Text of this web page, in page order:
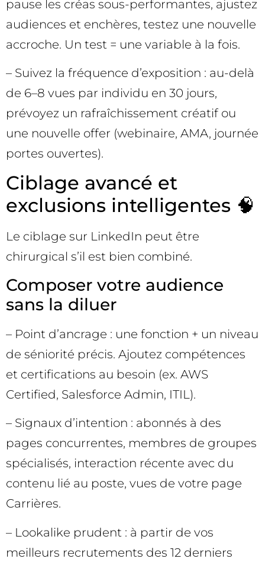
pause les créas sous-performantes, ajustez
audiences et enchères, testez une nouvelle
accroche. Un test = une variable à la fois.
– Suivez la fréquence d’exposition : au-delà
de 6–8 vues par individu en 30 jours,
prévoyez un rafraîchissement créatif ou
une nouvelle offer (webinaire, AMA, journée
portes ouvertes).
Ciblage avancé et
exclusions intelligentes 🧠
Le ciblage sur LinkedIn peut être
chirurgical s’il est bien combiné.
Composer votre audience
sans la diluer
– Point d’ancrage : une fonction + un niveau
de séniorité précis. Ajoutez compétences
et certifications au besoin (ex. AWS
Certified, Salesforce Admin, ITIL).
– Signaux d’intention : abonnés à des
pages concurrentes, membres de groupes
spécialisés, interaction récente avec du
contenu lié au poste, vues de votre page
Carrières.
– Lookalike prudent : à partir de vos
meilleurs recrutements des 12 derniers